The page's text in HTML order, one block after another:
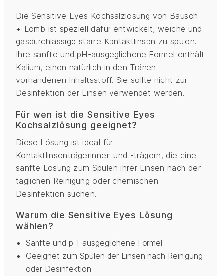
Die Sensitive Eyes Kochsalzlösung von Bausch
+ Lomb ist speziell dafür entwickelt, weiche und
gasdurchlässige starre Kontaktlinsen zu spülen.
Ihre sanfte und pH-ausgeglichene Formel enthält
Kalium, einen natürlich in den Tränen
vorhandenen Inhaltsstoff. Sie sollte nicht zur
Desinfektion der Linsen verwendet werden.
Für wen ist die Sensitive Eyes
Kochsalzlösung geeignet?
Diese Lösung ist ideal für
Kontaktlinsenträgerinnen und -trägern, die eine
sanfte Lösung zum Spülen ihrer Linsen nach der
täglichen Reinigung oder chemischen
Desinfektion suchen.
Warum die Sensitive Eyes Lösung
wählen?
Sanfte und pH-ausgeglichene Formel
Geeignet zum Spülen der Linsen nach Reinigung
oder Desinfektion